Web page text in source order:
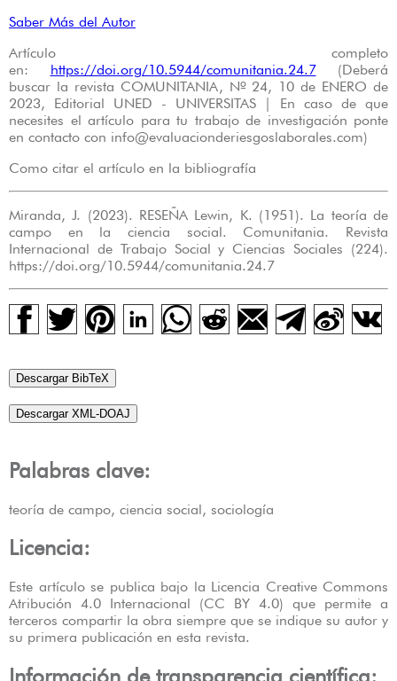
Saber Más del Autor
Artículo completo
en: https://doi.org/10.5944/comunitania.24.7(Deberá
buscar la revista COMUNITANIA, Nº 24, 10 de ENERO de
2023, Editorial UNED - UNIVERSITAS | En caso de que
necesites el artículo para tu trabajo de investigación ponte
en contacto con info@evaluacionderiesgoslaborales.com)
Como citar el artículo en la bibliografía
Miranda, J. (2023). RESEÑA Lewin, K. (1951). La teoría de
campo en la ciencia social. Comunitania. Revista
Internacional de Trabajo Social y Ciencias Sociales (224).
https://doi.org/10.5944/comunitania.24.7
Descargar BibTeX
Descargar XML-DOAJ
Palabras clave:
teoría de campo, ciencia social, sociología
Licencia:
Este artículo se publica bajo la Licencia Creative Commons
Atribución 4.0 Internacional (CC BY 4.0) que permite a
terceros compartir la obra siempre que se indique su autor y
su primera publicación en esta revista.